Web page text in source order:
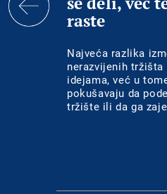
raste
Najveća razlika
nerazvijenih
idejama, već u
pokušavaju da
tržište ili da ga